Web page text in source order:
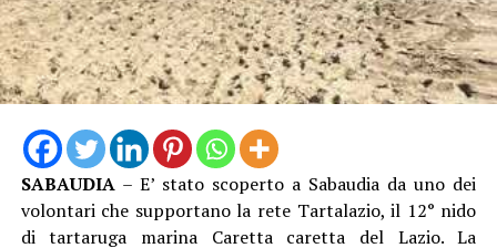
“Quello della difesa della costa – afferma la sindaca
Matilde Celentano – è un impegno strategico per la
nostra amministrazione, perché significa proteggere il
territorio e l’ambiente, risorse fondamentale per lo
L’approvazione del progetto esecutivo e l’avvio delle
procedure per l’affidamento dei lavori rappresentano
un passo concreto verso interventi attesi e necessari. La
collaborazione con il Comune di Sabaudia, con Latina
SABAUDIA– E’ stato scoperto a Sabaudia da uno dei
volontari che supportano la rete Tartalazio, il 12° nido
di tartaruga marina Caretta caretta del Lazio. La